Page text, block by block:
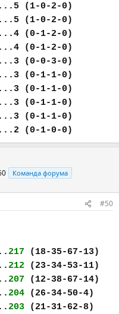
(1-0-2-0)
(1-0-2-0)
(0-1-2-0)
(0-1-2-0)
(0-0-3-0)
(0-1-1-0)
(0-1-1-0)
(0-1-1-0)
(0-1-1-0)
(0-1-0-0)
Команда форума
#50
217 (18-35-67-13)
212 (23-34-53-11)
207 (12-38-67-14)
204 (26-34-50-4)
203 (21-31-62-8)